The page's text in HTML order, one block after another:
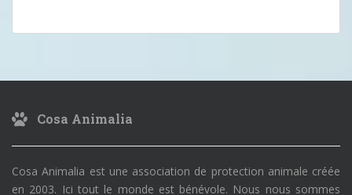
Cosa Animalia
Cosa Animalia est une association de protection animale créée
en 2003. Ici tout le monde est bénévole. Nous nous sommes